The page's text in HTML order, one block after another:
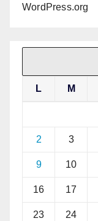
WordPress.org
L M
2 3
9 10
16 17
23 24